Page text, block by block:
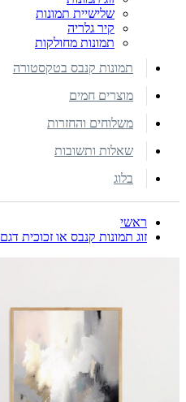
שלישיית תמונות
קיר גלריה
תמונות מחולקות
תמונות קנבס בטקסטורה
מוצרים חמים
משלוחים והחזרות
שאלות ותשובות
בלוג
ראשי
זוג תמונות קנבס או זכוכית דגם 1102